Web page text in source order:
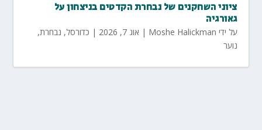
ציוני השחקנים של נבחרת הקדטים בניצחון על
גאורגיה
על ידי Moshe Halickman
| אוג 7, 2026 | כדורסל, נבחרת,
נוער